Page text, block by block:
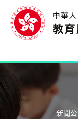
新聞